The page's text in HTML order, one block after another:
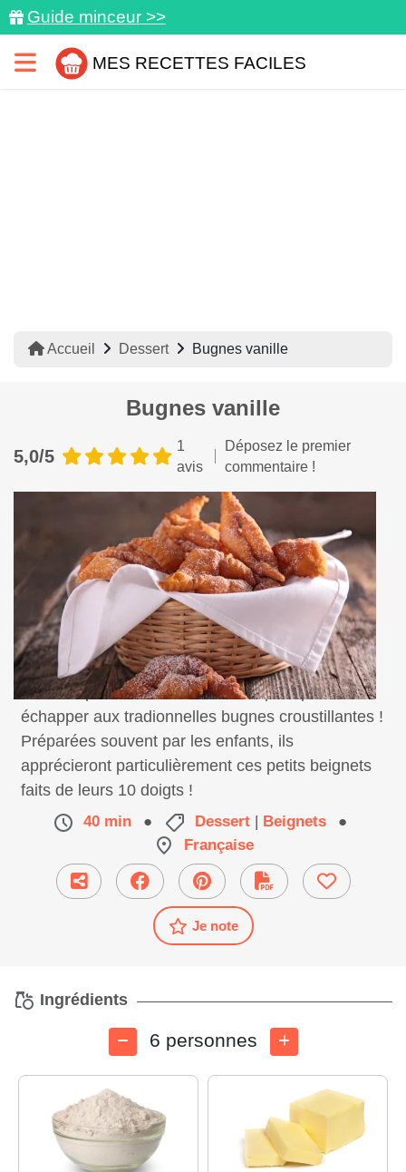
Guide minceur >>
MES RECETTES FACILES
Accueil Dessert Bugnes vanille
Bugnes vanille
5,0/5
1
avis
Déposez le premier
commentaire !
En cette période hivernale, on ne peut pas
échapper aux tradionnelles bugnes croustillantes !
Préparées souvent par les enfants, ils
apprécieront particulièrement ces petits beignets
faits de leurs 10 doigts !
40 min ● Dessert | Beignets
●
Française
Je note
Ingrédients
6 personnes